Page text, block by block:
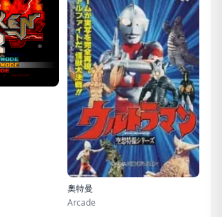
奧特曼
Arcade